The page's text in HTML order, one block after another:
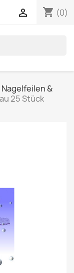
shopping_cart (0)

Nagelfeilen &
25 Stück